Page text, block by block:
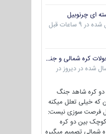
ای چرنوبیل
شده در 9 ساعات قبل
تحلیل و پیگیری تحولات کره شمالی و جنوبی
شده در دیروز در
دو کره شاهد جنگ
که خیلی تعلل میکنه
فرصت سوزی نیست:
بین دو کره
شمالی تصمیم میگیره